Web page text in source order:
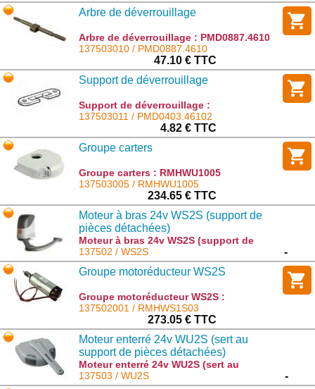
Arbre de déverrouillage
Arbre de déverrouillage : PMD0887.4610
137503010 / PMD0887.4610
47.10 € TTC
Support de déverrouillage
Support de déverrouillage :
PMD0403.46102
137503011 / PMD0403.46102
4.82 € TTC
Groupe carters
Groupe carters : RMHWU1005
137503005 / RMHWU1005
234.65 € TTC
Moteur à bras 24v WS2S (support de
pièces détachées)
Moteur à bras 24v WS2S (support de
pièces détachées) : WS2S
137502 / WS2S
-
Groupe motoréducteur WS2S
Groupe motoréducteur WS2S :
RMHWS1S03
137502001 / RMHWS1S03
273.05 € TTC
Moteur enterré 24v WU2S (sert au
support de pièces détachées)
Moteur enterré 24v WU2S (sert au
support de pièces détachées) : WU2S
137503 / WU2S
-